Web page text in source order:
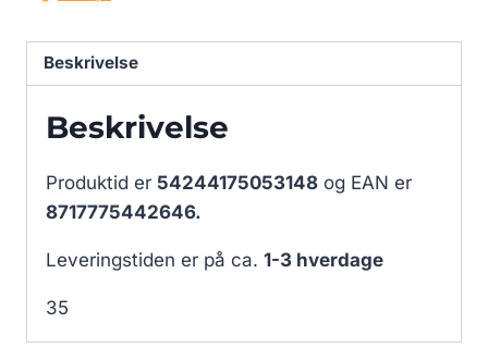
Beskrivelse
Beskrivelse
Produktid er 54244175053148 og EAN er
8717775442646.
Leveringstiden er på ca. 1-3 hverdage
35